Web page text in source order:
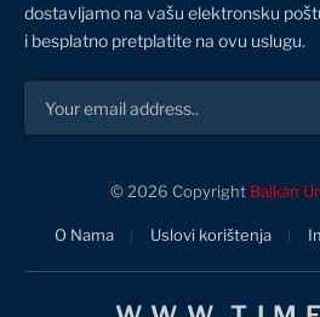
dostavljamo na vašu elektronsku
i besplatno pretplatite na ovu uslugu.
© 2026 Copyright Balkan
O Nama Uslovi korištenja